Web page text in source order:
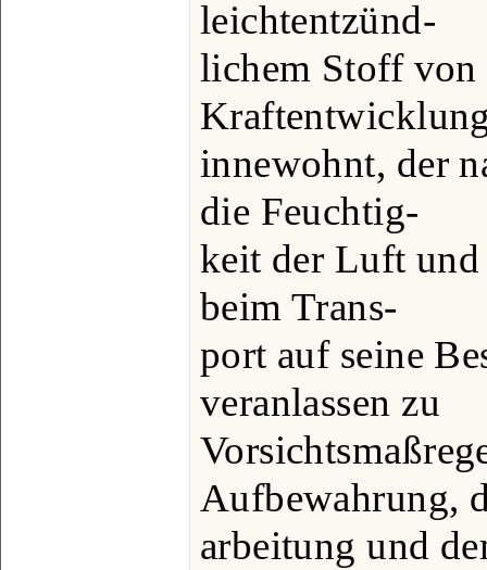
leichtentzünd-
lichem Stoff von
innewohnt, der
die Feuchtig-
keit der Luft und
beim Trans-
port auf seine
veranlassen zu
Aufbewahrung,
arbeitung und